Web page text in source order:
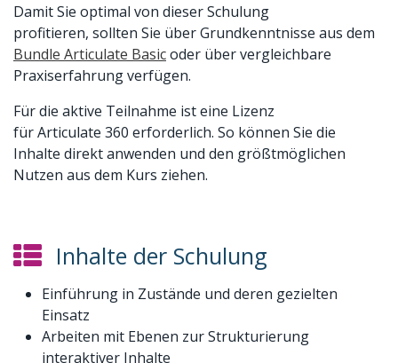
Damit Sie optimal von dieser Schulung
profitieren, sollten Sie über Grundkenntnisse aus dem
Bundle Articulate Basicoder über vergleichbare
Praxiserfahrung verfügen.
Für die aktive Teilnahme ist eine Lizenz
für Articulate 360 erforderlich. So können Sie die
Inhalte direkt anwenden und den größtmöglichen
Nutzen aus dem Kurs ziehen.
Inhalte der Schulung
Einführung in Zustände und deren gezielten
Einsatz
Arbeiten mit Ebenen zur Strukturierung
interaktiver Inhalte